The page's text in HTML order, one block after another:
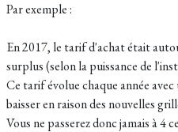
Par exemple :
En 2017, le tarif d'achat était
surplus (selon la puissance de
Ce tarif évolue chaque année
baisser en raison des nouvelles
Vous ne passerez donc jamais à